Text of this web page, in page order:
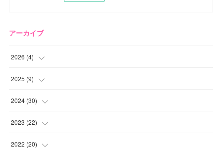
アーカイブ
2026 (4)
( )
(1
(1
2025 (9)
(2
(2
(1
2024 (30)
(4
(1
2023 (22)
(1
2022 (20)